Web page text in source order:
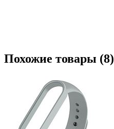
Похожие товары (8)